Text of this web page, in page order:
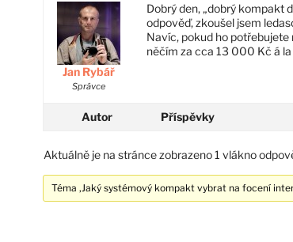
Jan Rybář
Správce
Dobrý den, „dobrý kompakt
odpověď, zkoušel jsem
Navíc, pokud ho
něčím za cca 13 000 Kč á
Autor Příspěvky
Aktuálně je na stránce zobrazeno 1 vlákno
Téma ‚Jaký systémový kompakt vybrat na focení